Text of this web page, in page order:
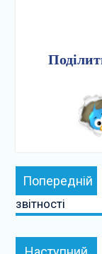
Навігація
записів
Попередній
звітності